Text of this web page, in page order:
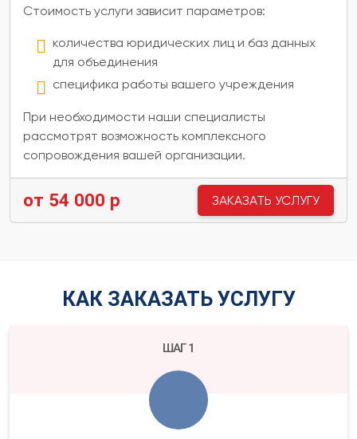
Стоимость услуги зависит параметров:
количества юридических лиц и баз данных
для объединения
специфика работы вашего учреждения
При необходимости наши специалисты
рассмотрят возможность комплексного
сопровождения вашей организации.
от 54 000 р ЗАКАЗАТЬ УСЛУГУ
КАК ЗАКАЗАТЬ УСЛУГУ
ШАГ 1